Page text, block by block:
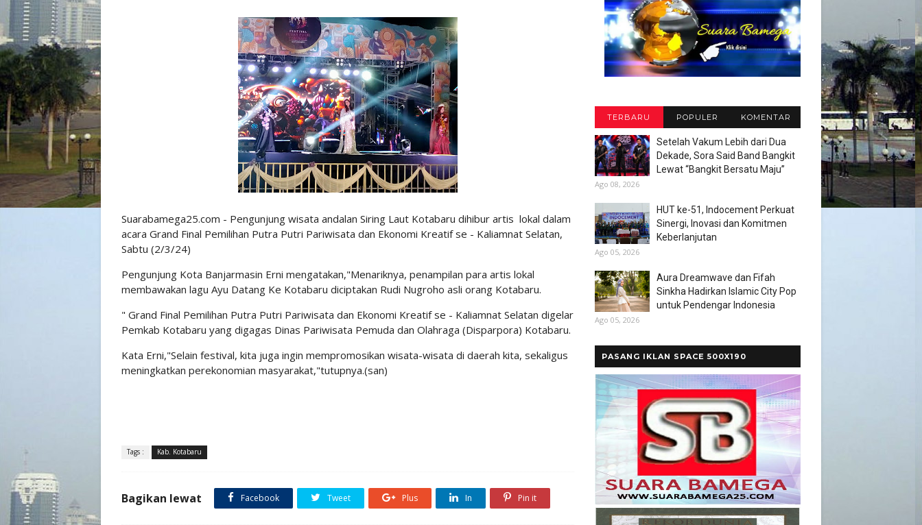
Suarabamega25.com - Pengunjung wisata andalan Siring Laut Kotabaru dihibur artis lokal dalam
acara Grand Final Pemilihan Putra Putri Pariwisata dan Ekonomi Kreatif se - Kaliamnat Selatan,
Sabtu (2/3/24)
Pengunjung Kota Banjarmasin Erni mengatakan,"Menariknya, penampilan para artis lokal
membawakan lagu Ayu Datang Ke Kotabaru diciptakan Rudi Nugroho asli orang Kotabaru.
" Grand Final Pemilihan Putra Putri Pariwisata dan Ekonomi Kreatif se - Kaliamnat Selatan digelar
Pemkab Kotabaru yang digagas Dinas Pariwisata Pemuda dan Olahraga (Disparpora) Kotabaru.
Kata Erni,"Selain festival, kita juga ingin mempromosikan wisata-wisata di daerah kita, sekaligus
meningkatkan perekonomian masyarakat,"tutupnya.(san)
Tags : Kab. Kotabaru
Bagikan lewat Facebook Tweet Plus In Pin it
TERBARU POPULER KOMENTAR
Setelah Vakum Lebih dari Dua
Dekade, Sora Said Band Bangkit
Lewat “Bangkit Bersatu Maju”
Ago 08, 2026
HUT ke-51, Indocement Perkuat
Sinergi, Inovasi dan Komitmen
Keberlanjutan
Ago 05, 2026
Aura Dreamwave dan Fifah
Sinkha Hadirkan Islamic City Pop
untuk Pendengar Indonesia
Ago 05, 2026
PASANG IKLAN SPACE 500X190